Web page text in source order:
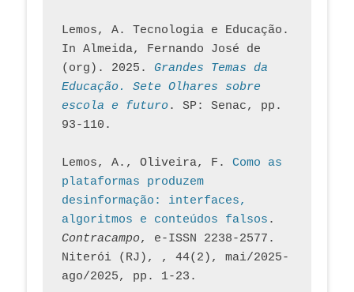
Lemos, A. Tecnologia e Educação.
In Almeida, Fernando José de
(org). 2025. Grandes Temas da
Educação. Sete Olhares sobre
escola e futuro. SP: Senac, pp.
93-110.
Lemos, A., Oliveira, F. Como as
plataformas produzem
desinformação: interfaces,
algoritmos e conteúdos falsos
Contracampo, e-ISSN 2238-2577.
Niterói (RJ), , 44(2), mai/2025-
ago/2025, pp. 1-23.